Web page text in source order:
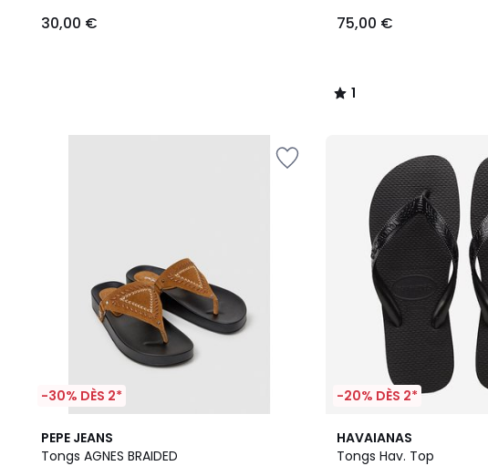
30,00 € 75,00 €
1
/
-30% DÈS 2*
PEPE JEANS
Tongs AGNES BRAIDED
5
/
-20% DÈS 2*
HAVAIANAS
Tongs Hav. Top
4,7
/ 5